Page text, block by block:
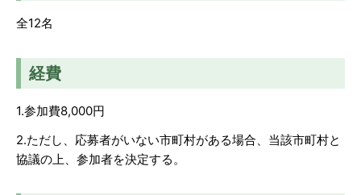
全12名
経費
1.参加費8,000円
2.ただし、応募者がいない市町村がある場合、当該市町村と
協議の上、参加者を決定する。